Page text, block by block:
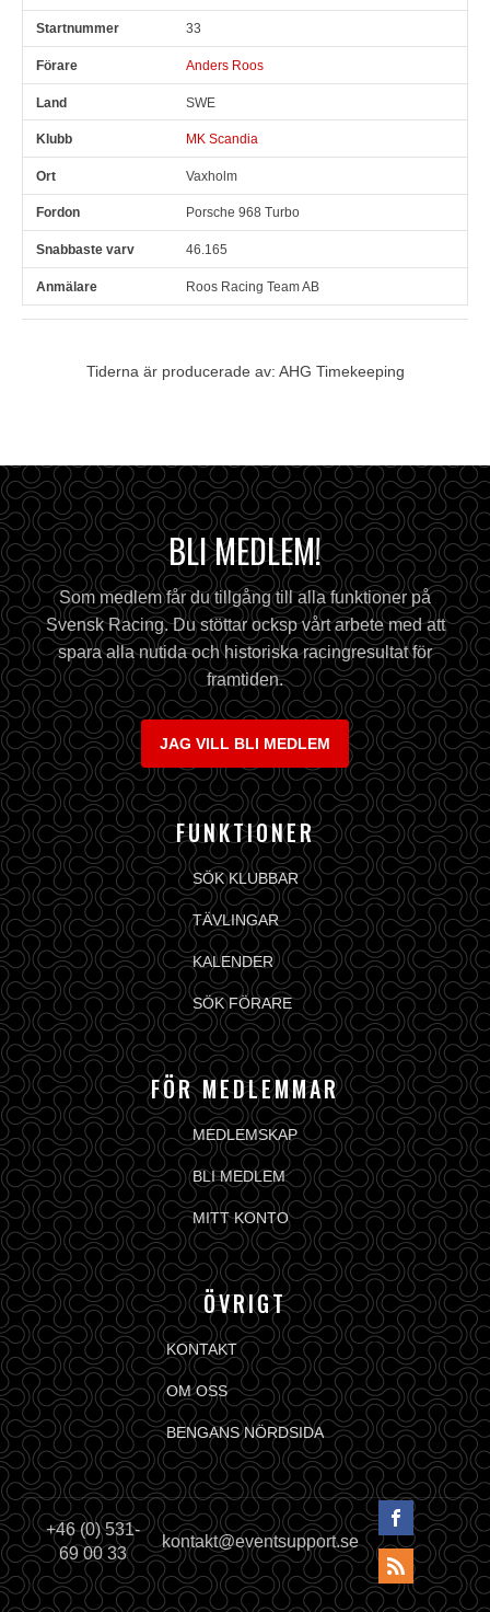
33
Anders Roos
SWE
MK Scandia
Vaxholm
Porsche 968 Turbo
46.165
Roos Racing Team AB
Tiderna är producerade av: AHG Timekeeping
BLI MEDLEM!
Som medlem får du tillgång till alla funktioner på
Svensk Racing. Du stöttar ocksp vårt arbete med att
spara alla nutida och historiska racingresultat för
framtiden.
JAG VILL BLI MEDLEM
FUNKTIONER
SÖK KLUBBAR
TÄVLINGAR
KALENDER
SÖK FÖRARE
FÖR MEDLEMMAR
MEDLEMSKAP
BLI MEDLEM
MITT KONTO
ÖVRIGT
KONTAKT
OM OSS
BENGANS NÖRDSIDA
+46 (0) 531-
69 00 33
kontakt@eventsupport.se